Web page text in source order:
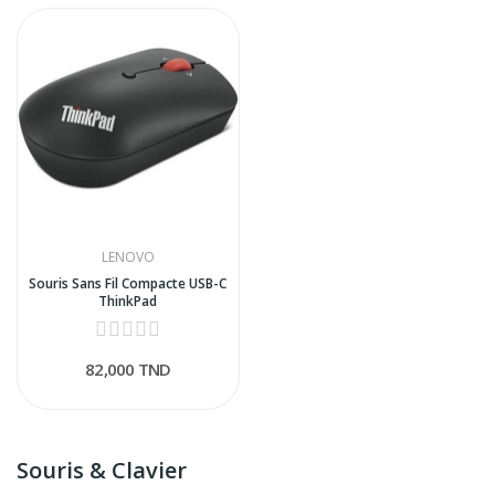
Souris & Clavier
LENOVO
Souris Sans Fil Compacte USB-C
ThinkPad
82,000 TND